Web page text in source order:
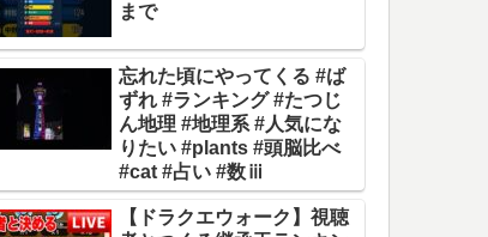
まで
忘れた頃にやってくる #ば
ずれ #ランキング #たつじ
ん地理 #地理系 #人気にな
りたい #plants #頭脳比べ
#cat #占い #数ⅲ
【ドラクエウォーク】視聴